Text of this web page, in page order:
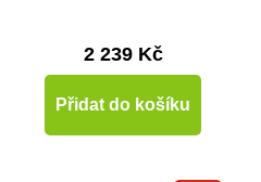
2 239 Kč
Přidat do košíku